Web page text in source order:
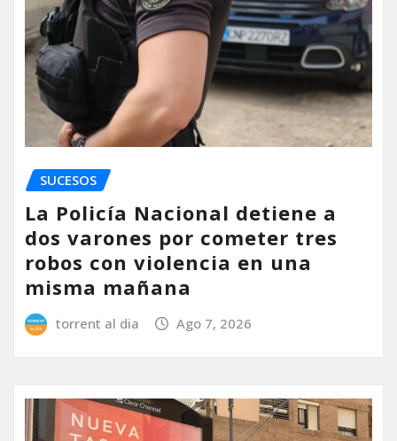
SUCESOS
La Policía Nacional detiene a
dos varones por cometer tres
robos con violencia en una
misma mañana
torrent al dia Ago 7, 2026